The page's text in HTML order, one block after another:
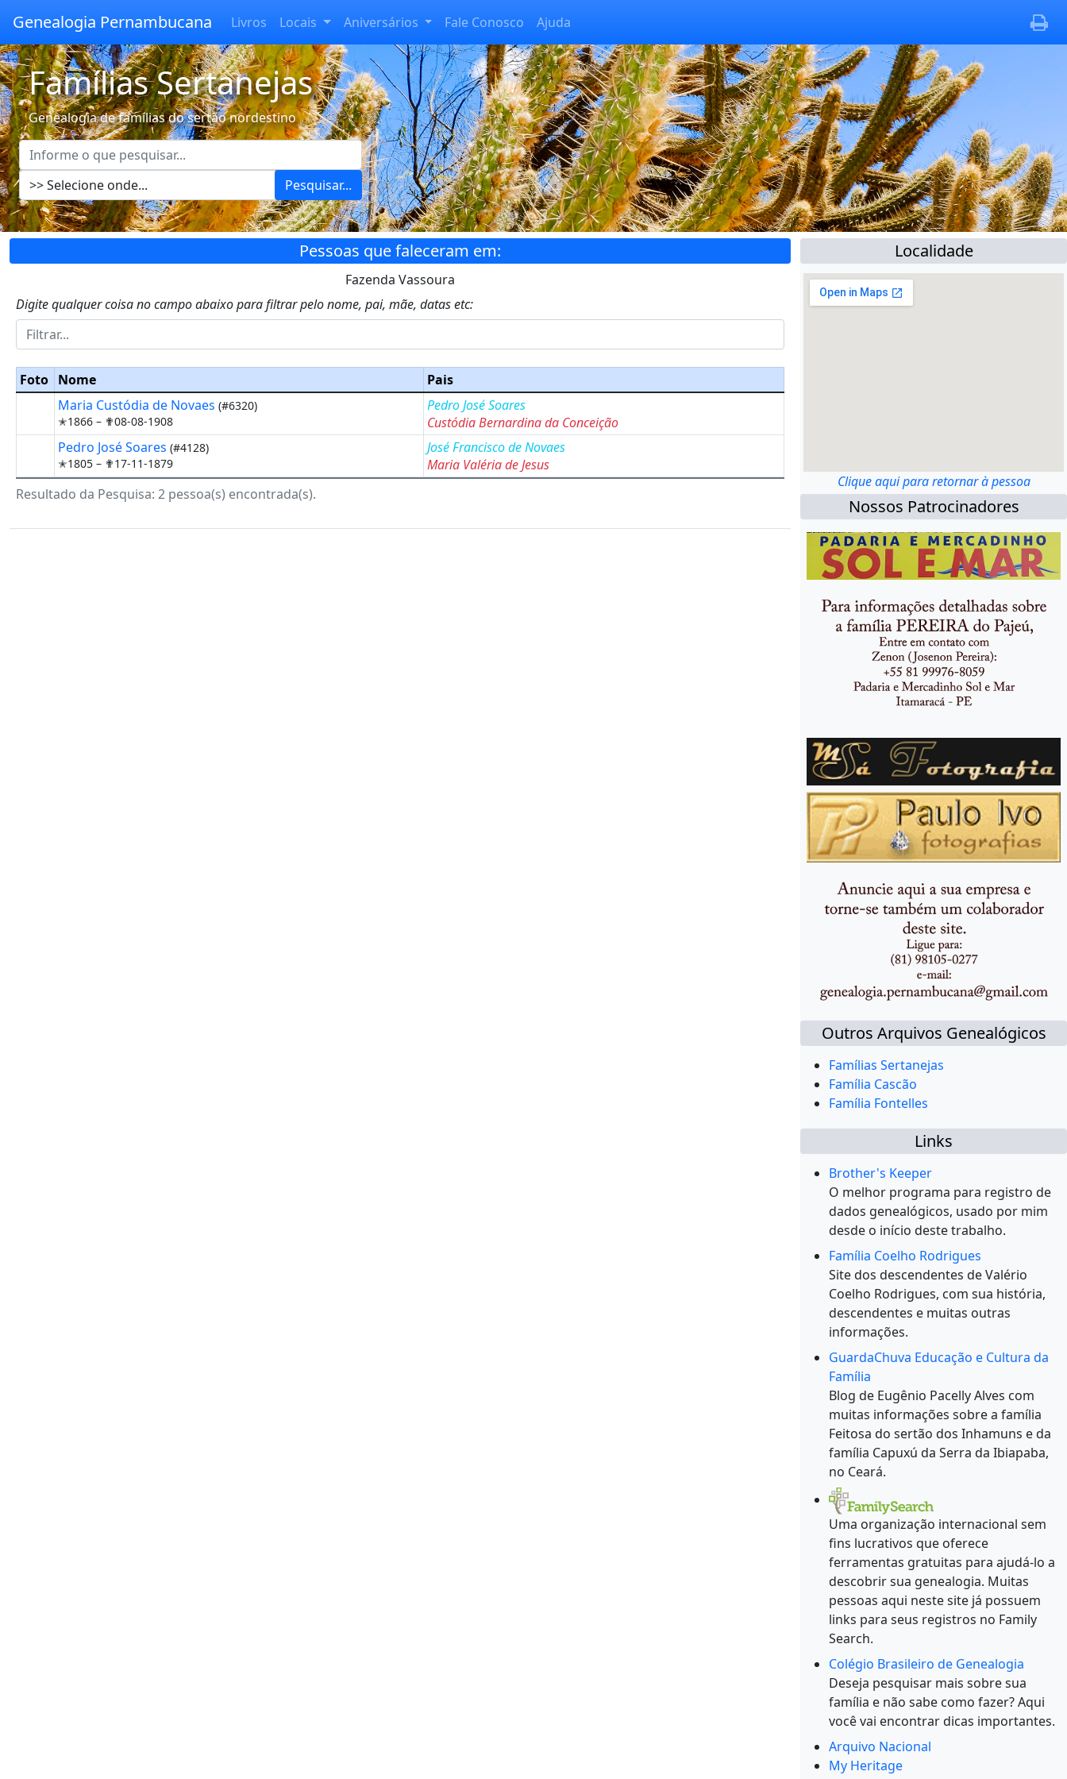
Genealogia Pernambucana Livros Locais Aniversários Fale Conosco Ajuda
Famílias Sertanejas
Genealogia de famílias do sertão nordestino
Pesquisar...
Pessoas que faleceram em:
Fazenda Vassoura
Digite qualquer coisa no campo abaixo para filtrar pelo nome, pai, mãe, datas etc:
Foto Nome
Pais
Maria Custódia de Novaes (#6320)
✭1866 – ✟08-08-1908
Pedro José Soares
Custódia Bernardina da Conceição
Pedro José Soares (#4128)
✭1805 – ✟17-11-1879
José Francisco de Novaes
Maria Valéria de Jesus
Resultado da Pesquisa: 2 pessoa(s) encontrada(s).
Localidade
Clique aqui para retornar à pessoa
Nossos Patrocinadores
Outros Arquivos Genealógicos
Famílias Sertanejas
Família Cascão
Família Fontelles
Links
Brother's Keeper
O melhor programa para registro de
dados genealógicos, usado por mim
desde o início deste trabalho.
Família Coelho Rodrigues
Site dos descendentes de Valério
Coelho Rodrigues, com sua história,
descendentes e muitas outras
informações.
GuardaChuva Educação e Cultura da
Família
Blog de Eugênio Pacelly Alves com
muitas informações sobre a família
Feitosa do sertão dos Inhamuns e da
família Capuxú da Serra da Ibiapaba,
no Ceará.
Uma organização internacional sem
fins lucrativos que oferece
ferramentas gratuitas para ajudá-lo a
descobrir sua genealogia. Muitas
pessoas aqui neste site já possuem
links para seus registros no Family
Search.
Colégio Brasileiro de Genealogia
Deseja pesquisar mais sobre sua
família e não sabe como fazer? Aqui
você vai encontrar dicas importantes.
Arquivo Nacional
My Heritage